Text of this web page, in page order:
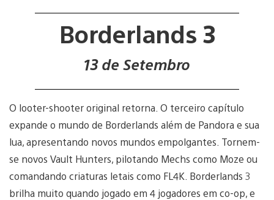
Borderlands 3
13 de Setembro
O looter-shooter original retorna. O terceiro capítulo
expande o mundo de Borderlands além de Pandora e sua
lua, apresentando novos mundos empolgantes. Tornem-
se novos Vault Hunters, pilotando Mechs como Moze ou
comandando criaturas letais como FL4K. Borderlands 3
brilha muito quando jogado em 4 jogadores em co-op, e